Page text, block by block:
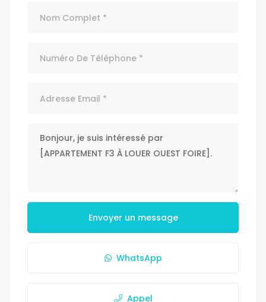
Envoyer un message
WhatsApp
Appel